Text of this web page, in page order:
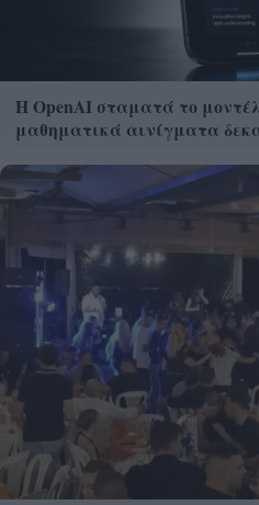
Η OpenAI σταματά το
μαθηματικά αινίγματα